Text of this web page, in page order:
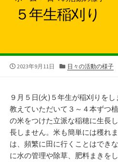
５年生稲刈り
公
2023年9月11日
カ
リ
ー
日々の活動の様子
９月５日(火)５年生が稲刈りを
教えていただいて３～４本ずつ
の米をつけた立派な稲穂に生長
長しません。米も簡単には穫れ
は、頻繁に田に行くことはでき
に水の管理や除草、肥料まきを